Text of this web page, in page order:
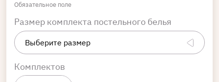
Обязательное поле
Размер комплекта постельного белья
Комплектов